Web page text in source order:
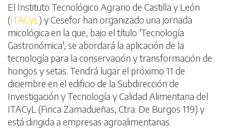
El Instituto Tecnológico Agrario de Castilla y León
(ITACyL ) y Cesefor han organizado una jornada
micológica en la que, bajo el título 'Tecnología
Gastronómica', se abordará la aplicación de la
tecnología para la conservación y transformación de
hongos y setas. Tendrá lugar el próximo 11 de
diciembre en el edificio de la Subdirección de
Investigación y Tecnología y Calidad Alimentaria del
ITACyL (Finca Zamadueñas, Ctra. De Burgos 119) y
está dirigida a empresas agroalimentarias.